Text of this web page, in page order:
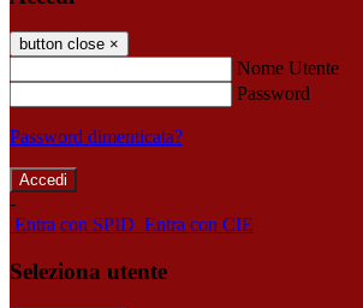
button close ×
Nome Utente
Password
Password dimenticata?
-
Entra con SPID Entra con CIE
Seleziona utente